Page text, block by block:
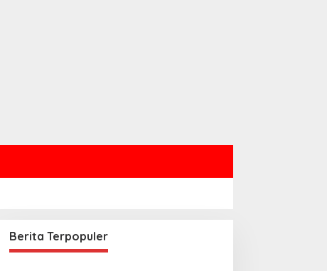
Berita Terpopuler